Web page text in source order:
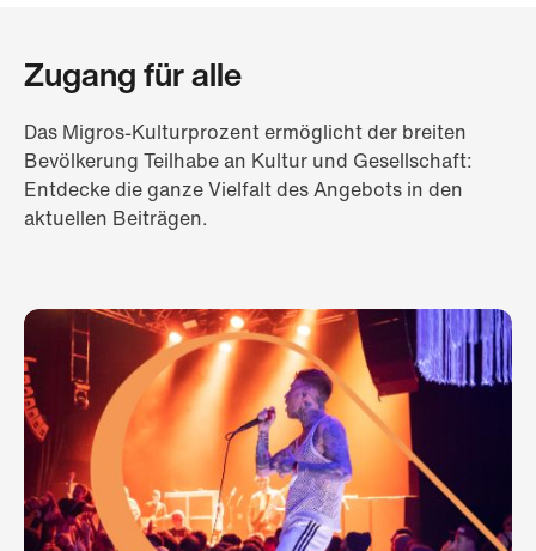
Zugang für alle
Das Migros-Kulturprozent ermöglicht der breiten
Bevölkerung Teilhabe an Kultur und Gesellschaft:
Entdecke die ganze Vielfalt des Angebots in den
aktuellen Beiträgen.